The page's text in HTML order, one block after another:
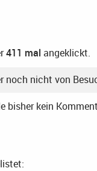
411 mal angeklickt.
noch nicht von
bisher kein